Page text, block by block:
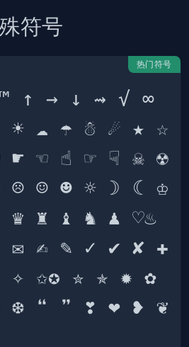
符号
热门符号
↑ → ↓ ⇝ √ ∞
☀ ☁ ☂ ☃ ☄ ★ ☆
☛ ☜ ☝ ☞ ☟ ☠ ☢
☹ ☺ ☻ ☼ ☽ ☾ ♔
♛ ♜ ♝ ♞ ♟ ♡♨
✉ ✍ ✎ ✓ ✔ ✘ ✚
✧ ✩✪ ✮ ✯ ✹ ✿
❆ ❝ ❞ ❣ ❤ ❥ ❦